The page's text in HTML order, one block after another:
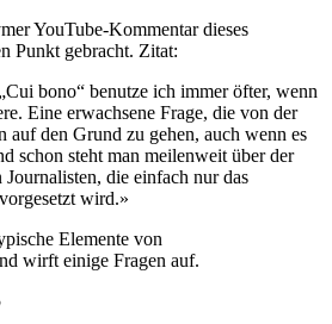
YouTube-Kommentar dieses
Punkt gebracht. Zitat:
bono“ benutze ich immer öfter, wenn
Eine erwachsene Frage, die von der
auf den Grund zu gehen, auch wenn es
schon steht man meilenweit über der
die einfach nur das
wird.»
Elemente von
wirft einige Fragen auf.